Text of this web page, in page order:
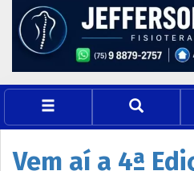
Vem aí a 4ª